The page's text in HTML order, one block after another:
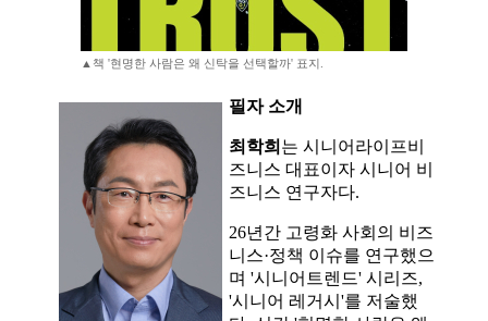
▲책 '현명한 사람은 왜 신탁을 선택할까' 표지.
필자 소개
최학희 는 시니어라이프비
즈니스 대표이자 시니어 비
즈니스 연구자다.
26년간 고령화 사회의 비즈
니스·정책 이슈를 연구했으
며 '시니어트렌드' 시리즈,
'시니어 레거시'를 저술했